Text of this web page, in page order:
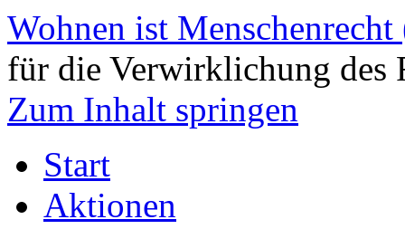
Wohnen ist
für die Verwirklichung des
Zum Inhalt springen
Start
Aktionen